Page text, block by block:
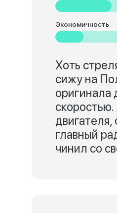
Экономичность
Хоть
сижу на
оригинала
главный
чинил со